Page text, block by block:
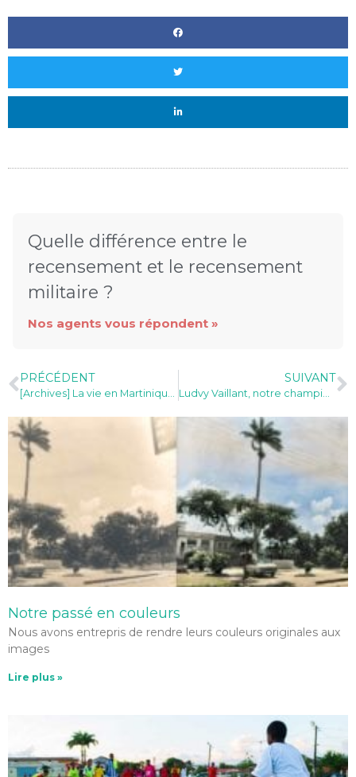
Quelle différence entre le
recensement et le recensement
militaire ?
Nos agents vous répondent »
PRÉCÉDENT SUIVANT
Ludvy Vaillant, notre champion en 6 vidéos
Notre passé en couleurs
Nous avons entrepris de rendre leurs couleurs originales aux
images
Lire plus »